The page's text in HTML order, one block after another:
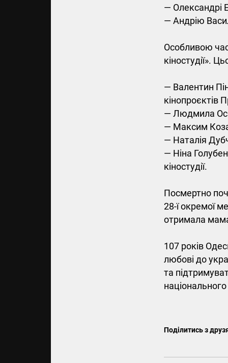
— Олександрі
— Андрію
Особливою
кіностудії».
— Валентин
кінопроєктів
— Людмила
— Максим
— Наталія
— Ніна
кіностудії.
Посмертно
28-ї окремої
отримала
107 років
любові до
та
Поділитись з